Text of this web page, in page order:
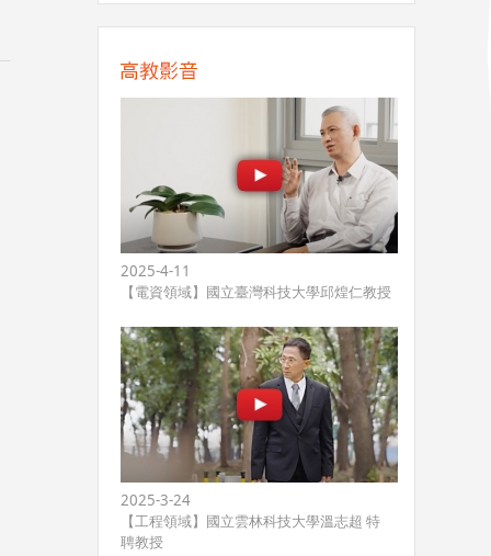
2025-4-11
【電資領域】國立臺灣科技大學邱煌仁教授
2025-3-24
【工程領域】國立雲林科技大學溫志超 特
聘教授